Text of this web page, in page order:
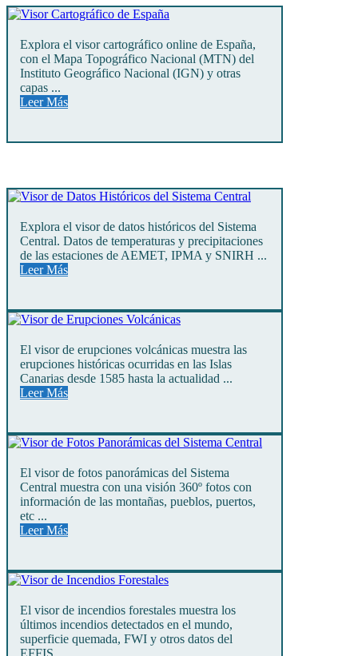
Explora el visor cartográfico online de España,
con el Mapa Topográfico Nacional (MTN) del
Instituto Geográfico Nacional (IGN) y otras
capas ...
Leer Más
Explora el visor de datos históricos del Sistema
Central. Datos de temperaturas y precipitaciones
de las estaciones de AEMET, IPMA y SNIRH ...
Leer Más
El visor de erupciones volcánicas muestra las
erupciones históricas ocurridas en las Islas
Canarias desde 1585 hasta la actualidad ...
Leer Más
El visor de fotos panorámicas del Sistema
Central muestra con una visión 360º fotos con
información de las montañas, pueblos, puertos,
etc ...
Leer Más
El visor de incendios forestales muestra los
últimos incendios detectados en el mundo,
superficie quemada, FWI y otros datos del